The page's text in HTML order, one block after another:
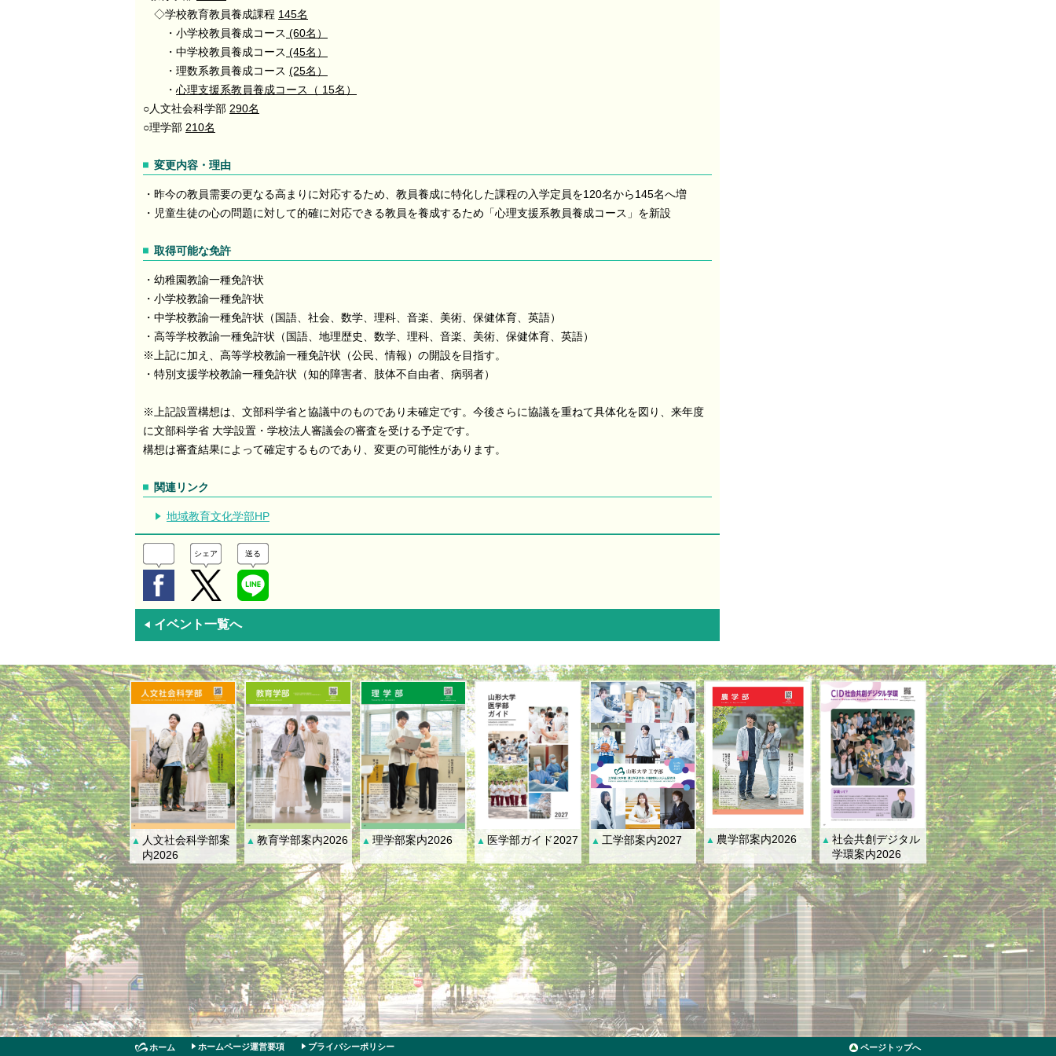
◇学校教育教員養成課程 145名
・小学校教員養成コース (60名）
・中学校教員養成コース (45名）
・理数系教員養成コース (25名）
・ 心理支援系教員養成コース（ 15名）
○人文社会科学部 290名
○理学部 210名
変更内容・理由
・昨今の教員需要の更なる高まりに対応するため、教員養成に特化した課程の入学定員を120名から145名へ増
・児童生徒の心の問題に対して的確に対応できる教員を養成するため「心理支援系教員養成コース」を新設
取得可能な免許
・幼稚園教諭一種免許状
・小学校教諭一種免許状
・中学校教諭一種免許状（国語、社会、数学、理科、音楽、美術、保健体育、英語）
・高等学校教諭一種免許状（国語、地理歴史、数学、理科、音楽、美術、保健体育、英語）
※上記に加え、高等学校教諭一種免許状（公民、情報）の開設を目指す。
・特別支援学校教諭一種免許状（知的障害者、肢体不自由者、病弱者）
※上記設置構想は、文部科学省と協議中のものであり未確定です。今後さらに協議を重ねて具体化を図り、来年度
に文部科学省 大学設置・学校法人審議会の審査を受ける予定です。
構想は審査結果によって確定するものであり、変更の可能性があります。
関連リンク
地域教育文化学部HP
シェア 送る
◀ イベント一覧へ
▲ 人文社会科学部案
内2026
▲ 教育学部案内2026 ▲ 理学部案内2026 ▲ 医学部ガイド2027 ▲ 工学部案内2027 ▲ 農学部案内2026 ▲ 社会共創デジタル
学環案内2026
ホーム ページトップへ
ホームページ運営要項 プライバシーポリシー